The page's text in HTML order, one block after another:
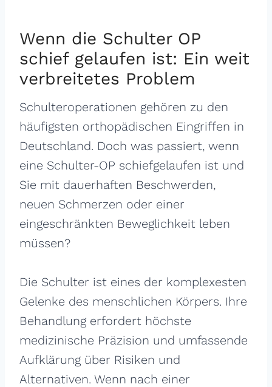
Wenn die Schulter OP
schief gelaufen ist: Ein weit
verbreitetes Problem
Schulteroperationen gehören zu den
häufigsten orthopädischen Eingriffen in
Deutschland. Doch was passiert, wenn
eine Schulter-OP schiefgelaufen ist und
Sie mit dauerhaften Beschwerden,
neuen Schmerzen oder einer
eingeschränkten Beweglichkeit leben
müssen?
Die Schulter ist eines der komplexesten
Gelenke des menschlichen Körpers. Ihre
Behandlung erfordert höchste
medizinische Präzision und umfassende
Aufklärung über Risiken und
Alternativen. Wenn nach einer